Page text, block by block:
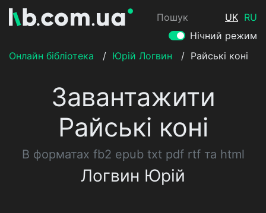
Пошук UK RU
Нічний режим
Онлайн бібліотека
/ Юрій Логвин / Райські коні
Завантажити
Райські коні
В форматах fb2 epub txt pdf rtf та html
Логвин Юрій